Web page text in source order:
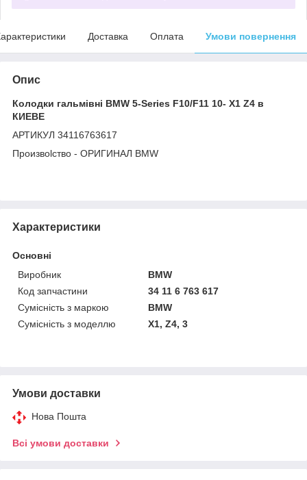
Доставка Оплата Умови повернення
Опис
Колодки гальмівні BMW 5-Series F10/F11 10- X1 Z4 в
КИЕВЕ
АРТИКУЛ 34116763617
Произвоlство - ОРИГИНАЛ BMW
Характеристики
Основні
Виробник
BMW
Код запчастини
34 11 6 763 617
Сумісність з маркою
BMW
Сумісність з моделлю
X1, Z4, 3
Умови доставки
Нова Пошта
Всі умови доставки